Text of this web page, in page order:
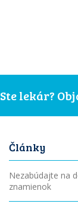
Ste lekár?
Články
Nezabúdajte na
znamienok